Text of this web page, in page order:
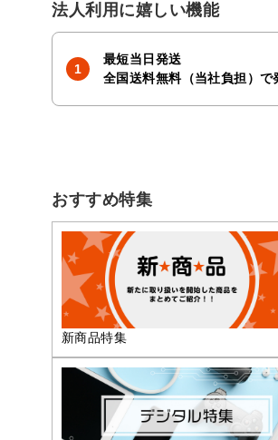
法人利用に嬉しい機能
最短当日発送
全国送料無料（当社負担）で
おすすめ特集
新商品特集